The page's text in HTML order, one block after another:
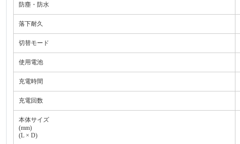
防塵・防水
落下耐久
切替モード
使用電池
充電時間
充電回数
本体サイズ
(mm)
(L × D)